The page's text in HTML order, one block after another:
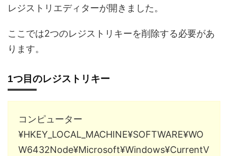
レジストリエディターが開きました。
ここでは2つのレジストリキーを削除する必要があ
ります。
1つ目のレジストリキー
コンピューター
¥HKEY_LOCAL_MACHINE¥SOFTWARE¥WO
W6432Node¥Microsoft¥Windows¥CurrentV